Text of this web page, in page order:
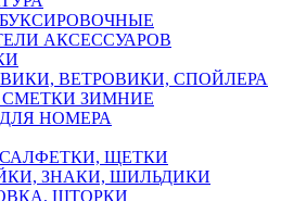
АКСЕССУАРОВ
ВЕТРОВИКИ, СПОЙЛЕРА
ЗИМНИЕ
НОМЕРА
ЩЕТКИ
ЗНАКИ, ШИЛЬДИКИ
ШТОРКИ